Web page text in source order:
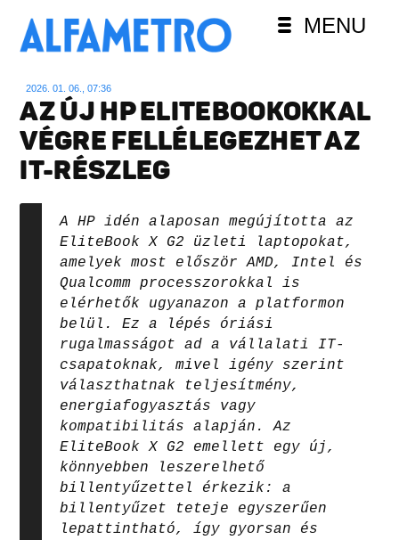
MENU
2026. 01. 06., 07:36
AZ ÚJ HP ELITEBOOKOKKAL
VÉGRE FELLÉLEGEZHET AZ
IT-RÉSZLEG
A HP idén alaposan megújította az
EliteBook X G2 üzleti laptopokat,
amelyek most először AMD, Intel és
Qualcomm processzorokkal is
elérhetők ugyanazon a platformon
belül. Ez a lépés óriási
rugalmasságot ad a vállalati IT-
csapatoknak, mivel igény szerint
választhatnak teljesítmény,
energiafogyasztás vagy
kompatibilitás alapján. Az
EliteBook X G2 emellett egy új,
könnyebben leszerelhető
billentyűzettel érkezik: a
billentyűzet teteje egyszerűen
lepattintható, így gyorsan és